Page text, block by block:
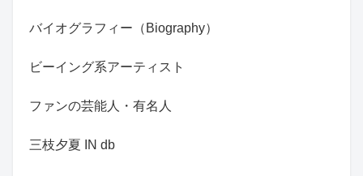
バイオグラフィー（Biography）
ビーイング系アーティスト
ファンの芸能人・有名人
三枝夕夏 IN db